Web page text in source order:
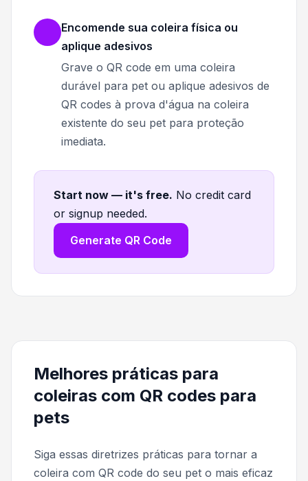
Encomende sua coleira física ou
aplique adesivos
Grave o QR code em uma coleira
durável para pet ou aplique adesivos de
QR codes à prova d'água na coleira
existente do seu pet para proteção
imediata.
Start now — it's free. No credit card
or signup needed.
Generate QR Code
Melhores práticas para
coleiras com QR codes para
pets
Siga essas diretrizes práticas para tornar a
coleira com QR code do seu pet o mais eficaz